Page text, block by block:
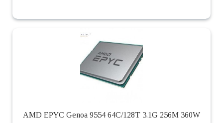
AMD EPYC Genoa 9554 64C/128T 3.1G 256M 360W